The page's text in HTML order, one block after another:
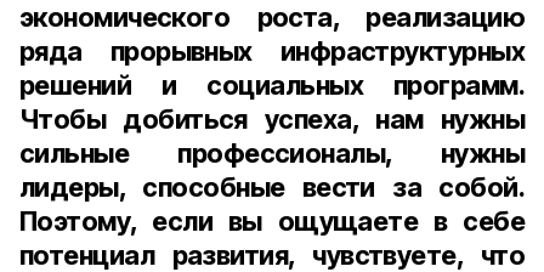
экономического роста, реализацию
ряда прорывных инфраструктурных
решений и социальных программ.
Чтобы добиться успеха, нам нужны
сильные профессионалы, нужны
лидеры, способные вести за собой.
Поэтому, если вы ощущаете в себе
потенциал развития, чувствуете, что